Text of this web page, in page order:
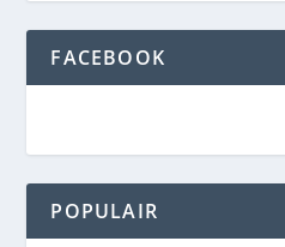
FACEBOOK
POPULAIR